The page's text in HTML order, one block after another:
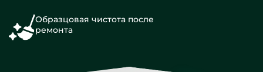
Образцовая чистота после
ремонта